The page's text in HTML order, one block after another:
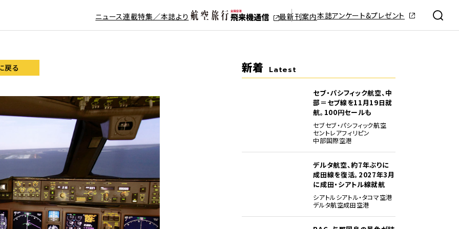
ニュース連載特集／本誌より 最新刊案内本誌アンケート&プレゼント
戻る 新着 Latest
セブ・パシフィック航空、中
部＝セブ線を11月19日就
航。100円セールも
セブセブ・パシフィック航空
セントレアフィリピン
中部国際空港
デルタ航空、約7年ぶりに
成田線を復活。2027年3月
に成田・シアトル線就航
シアトルシアトル・タコマ空港
デルタ航空成田空港